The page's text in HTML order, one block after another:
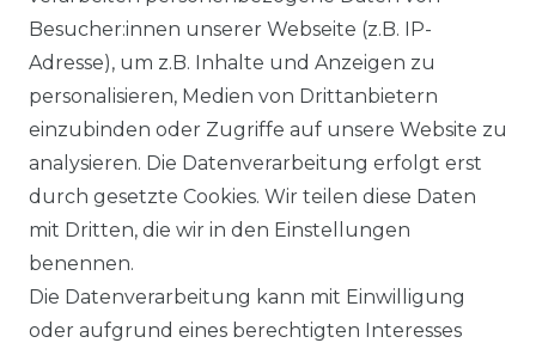
BEZAHLUNG
LEXIKON
KLIMA- UND UMWELTSCHUTZ
UNTERNEHMEN
ÜBER UNS
Besucher:innen unserer Webseite (z.B. IP-
Adresse), um z.B. Inhalte und Anzeigen zu
personalisieren, Medien von Drittanbietern
einzubinden oder Zugriffe auf unsere Website zu
analysieren. Die Datenverarbeitung erfolgt erst
durch gesetzte Cookies. Wir teilen diese Daten
mit Dritten, die wir in den Einstellungen
benennen.
Die Datenverarbeitung kann mit Einwilligung
oder aufgrund eines berechtigten Interesses